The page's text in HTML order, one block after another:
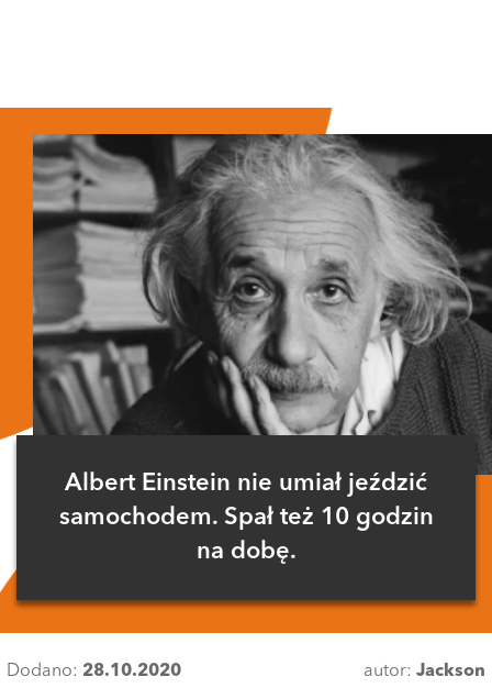
Albert Einstein nie umiał jeździć
samochodem. Spał też 10 godzin
na dobę.
Dodano: 28.10.2020 autor: Jackson